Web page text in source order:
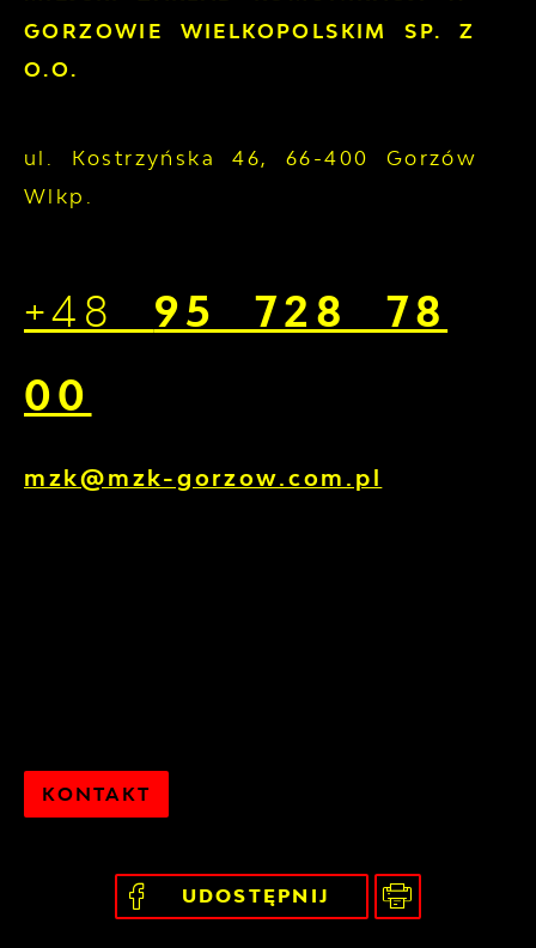
GORZOWIE WIELKOPOLSKIM SP. Z
O.O.
ul. Kostrzyńska 46, 66-400 Gorzów
Wlkp.
+48 95 728 78
00
mzk@mzk-gorzow.com.pl
KONTAKT
UDOSTĘPNIJ